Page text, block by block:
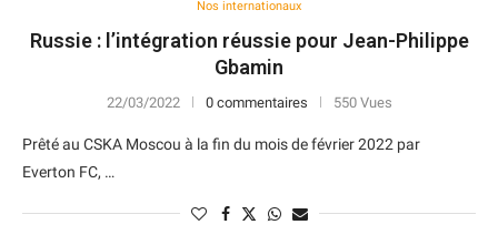
Nos internationaux
Russie : l’intégration réussie pour Jean-Philippe
Gbamin
22/03/2022 0 commentaires 550 Vues
Prêté au CSKA Moscou à la fin du mois de février 2022 par
Everton FC, …